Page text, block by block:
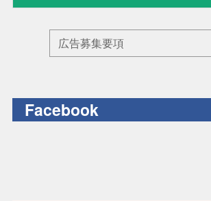
広告募集要項
Facebook